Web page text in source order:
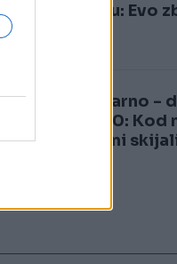
vraćaju: Evo
Nestvarno -
plus 40: Kod
građani